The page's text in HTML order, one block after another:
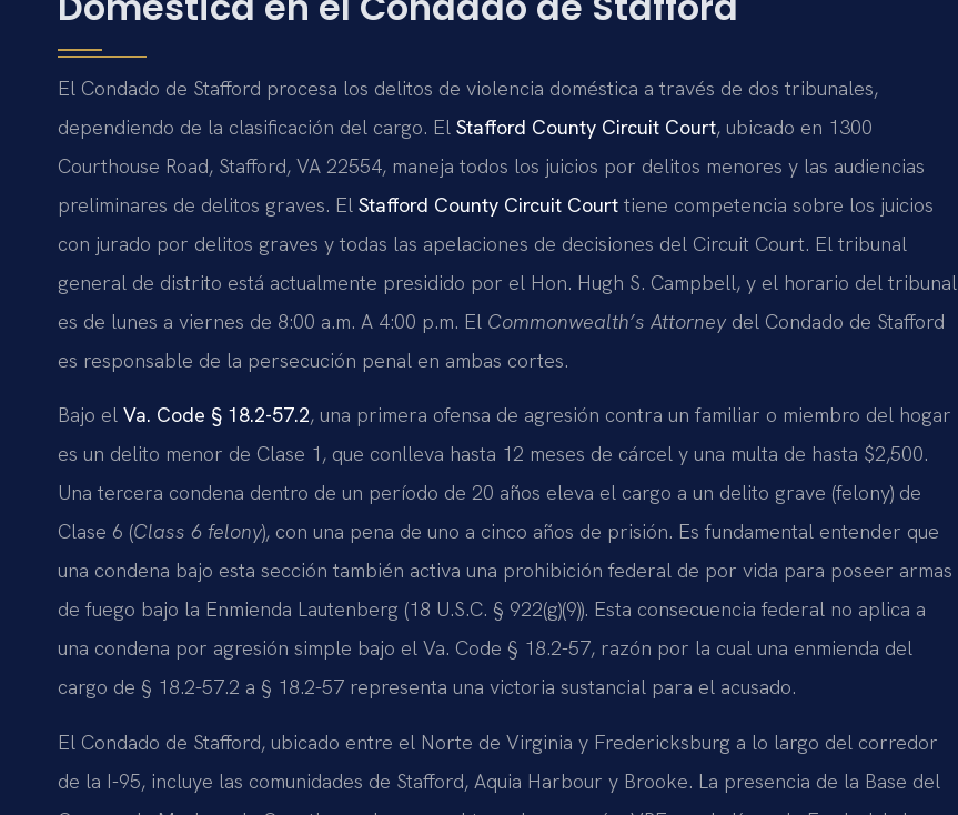
El Condado de Stafford procesa los delitos de violencia doméstica a través de dos tribunales,
dependiendo de la clasificación del cargo. El Stafford County Circuit Court, ubicado en 1300
Courthouse Road, Stafford, VA 22554, maneja todos los juicios por delitos menores y las audiencias
preliminares de delitos graves. El Stafford County Circuit Court tiene competencia sobre los juicios
con jurado por delitos graves y todas las apelaciones de decisiones del Circuit Court. El tribunal
general de distrito está actualmente presidido por el Hon. Hugh S. Campbell, y el horario del tribunal
es de lunes a viernes de 8:00 a.m. A 4:00 p.m. El Commonwealth’s Attorney del Condado de Stafford
es responsable de la persecución penal en ambas cortes.
Bajo el Va. Code § 18.2-57.2, una primera ofensa de agresión contra un familiar o miembro del hogar
es un delito menor de Clase 1, que conlleva hasta 12 meses de cárcel y una multa de hasta $2,500.
Una tercera condena dentro de un período de 20 años eleva el cargo a un delito grave (felony) de
Clase 6 (Class 6 felony), con una pena de uno a cinco años de prisión. Es fundamental entender que
una condena bajo esta sección también activa una prohibición federal de por vida para poseer armas
de fuego bajo la Enmienda Lautenberg (18 U.S.C. § 922(g)(9)). Esta consecuencia federal no aplica a
una condena por agresión simple bajo el Va. Code § 18.2-57, razón por la cual una enmienda del
cargo de § 18.2-57.2 a § 18.2-57 representa una victoria sustancial para el acusado.
El Condado de Stafford, ubicado entre el Norte de Virginia y Fredericksburg a lo largo del corredor
de la I-95, incluye las comunidades de Stafford, Aquia Harbour y Brooke. La presencia de la Base del